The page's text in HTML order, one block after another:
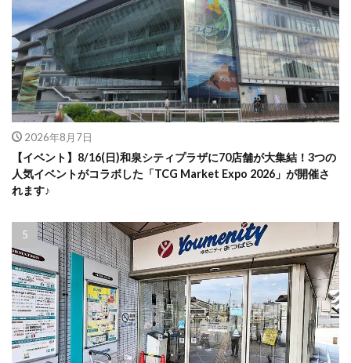
2026年8月7日
【イベント】8/16(日)和泉シティプラザに70店舗が大集結！3つの
人気イベントがコラボした「TCG Market Expo 2026」が開催さ
れます♪